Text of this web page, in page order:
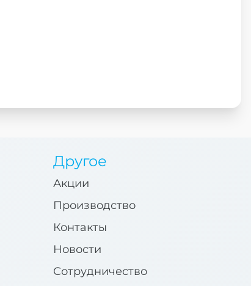
Другое
Акции
Производство
Контакты
Новости
Сотрудничество